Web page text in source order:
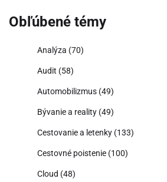
Obľúbené témy
Analýza (70)
Audit (58)
Automobilizmus (49)
Bývanie a reality (49)
Cestovanie a letenky (133)
Cestovné poistenie (100)
Cloud (48)